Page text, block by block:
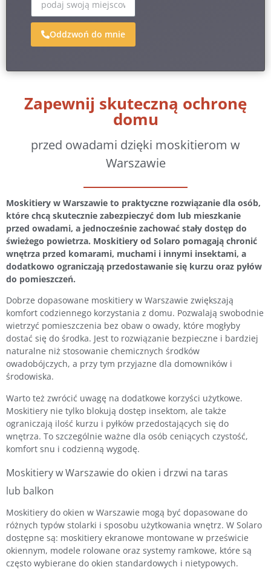
Oddzwoń do mnie
Zapewnij skuteczną ochronę
domu
przed owadami dzięki moskitierom w
Warszawie
Moskitiery w Warszawie to praktyczne rozwiązanie dla osób,
które chcą skutecznie zabezpieczyć dom lub mieszkanie
przed owadami, a jednocześnie zachować stały dostęp do
świeżego powietrza. Moskitiery od Solaro pomagają chronić
wnętrza przed komarami, muchami i innymi insektami, a
dodatkowo ograniczają przedostawanie się kurzu oraz pyłów
do pomieszczeń.
Dobrze dopasowane moskitiery w Warszawie zwiększają
komfort codziennego korzystania z domu. Pozwalają swobodnie
wietrzyć pomieszczenia bez obaw o owady, które mogłyby
dostać się do środka. Jest to rozwiązanie bezpieczne i bardziej
naturalne niż stosowanie chemicznych środków
owadobójczych, a przy tym przyjazne dla domowników i
środowiska.
Warto też zwrócić uwagę na dodatkowe korzyści użytkowe.
Moskitiery nie tylko blokują dostęp insektom, ale także
ograniczają ilość kurzu i pyłków przedostających się do
wnętrza. To szczególnie ważne dla osób ceniących czystość,
komfort snu i codzienną wygodę.
Moskitiery w Warszawie do okien i drzwi na taras
lub balkon
Moskitiery do okien w Warszawie mogą być dopasowane do
różnych typów stolarki i sposobu użytkowania wnętrz. W Solaro
dostępne są: moskitiery ekranowe montowane w prześwicie
okiennym, modele rolowane oraz systemy ramkowe, które są
często wybierane do okien standardowych i nietypowych.